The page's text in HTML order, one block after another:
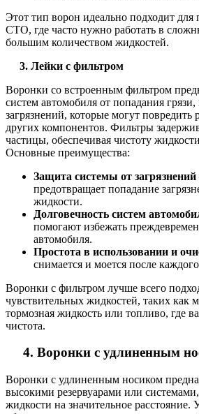
Этот тип ворон идеально подходит
СТО, где часто нужно работать в
большим количеством жидкостей.
3. Лейки с фильтром
Воронки со встроенным фильтром
систем автомобиля от попадания
загрязнений, которые могут повредить
других компонентов. Фильтры
частицы, обеспечивая чистоту
Основные преимущества:
Защита системы от загрязнений
предотвращает попадание
жидкости.
Долговечность систем
помогают избежать
автомобиля.
Простота в использовании и
снимается и моется после
Воронки с фильтром лучше всего
чувствительных жидкостей, таких как
тормозная жидкость или топливо, где
чистота.
4. Воронки с удлиненным
Воронки с удлиненным носиком
высокими резервуарами или системами,
жидкости на значительное